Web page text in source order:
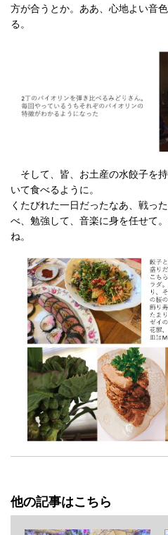
方が合うとか。ああ、心地よい音
る。
そして、皆、お土産の水餃子を
いて食べるように。
くたびれた一日だったなあ、戦っ
べ、勉強して、音楽に身を任せて
ね。
他の記事はこちら